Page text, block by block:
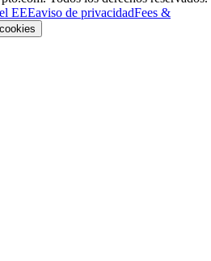
EEEaviso de privacidadFees &